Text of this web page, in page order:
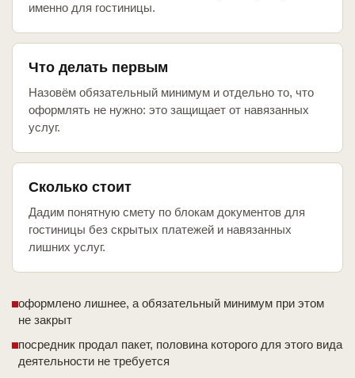
именно для гостиницы.
Что делать первым
Назовём обязательный минимум и отдельно то, что
оформлять не нужно: это защищает от навязанных
услуг.
Сколько стоит
Дадим понятную смету по блокам документов для
гостиницы без скрытых платежей и навязанных
лишних услуг.
оформлено лишнее, а обязательный минимум при этом
не закрыт
посредник продал пакет, половина которого для этого вида
деятельности не требуется